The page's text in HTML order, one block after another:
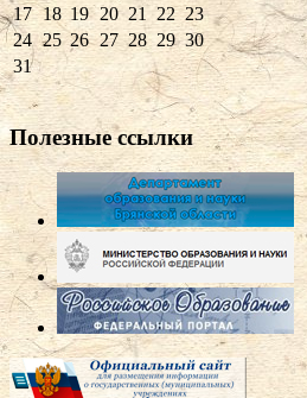
17 18 19 20 21 22 23
24 25 26 27 28 29 30
31
Полезные ссылки